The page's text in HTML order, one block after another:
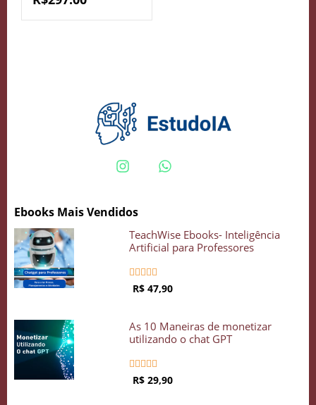
Ebooks Mais Vendidos
TeachWise Ebooks- Inteligência
Artificial para Professores
    
R$ 47,90
As 10 Maneiras de monetizar
utilizando o chat GPT
    
R$ 29,90
Crie seu Avatar com Inteligência Artificial
Vidgenie
COMECE GRÁTIS